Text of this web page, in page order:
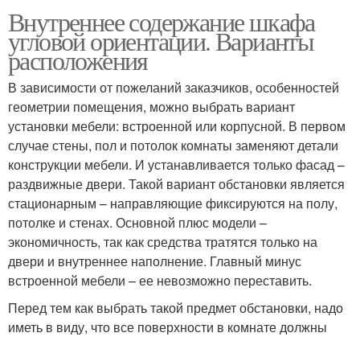
Внутреннее содержание шкафа
угловой ориентации. Варианты
расположения
В зависимости от пожеланий заказчиков, особенностей
геометрии помещения, можно выбрать вариант
установки мебели: встроенной или корпусной. В первом
случае стены, пол и потолок комнаты заменяют детали
конструкции мебели. И устанавливается только фасад –
раздвижные двери. Такой вариант обстановки является
стационарным – направляющие фиксируются на полу,
потолке и стенах. Основной плюс модели –
экономичность, так как средства тратятся только на
двери и внутреннее наполнение. Главный минус
встроенной мебели – ее невозможно переставить.
Перед тем как выбрать такой предмет обстановки, надо
иметь в виду, что все поверхности в комнате должны